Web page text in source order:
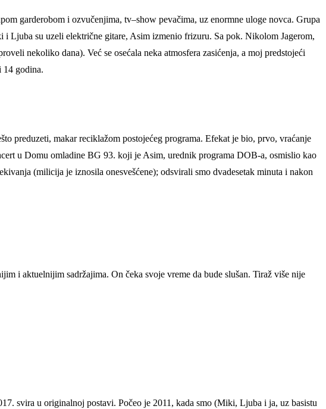
garderobom i ozvučenjima, tv–show pevačima, uz enormne uloge novca. Grupa
Ljuba su uzeli električne gitare, Asim izmenio frizuru. Sa pok. Nikolom Jagerom,
nekoliko dana). Već se osećala neka atmosfera zasićenja, a moj predstojeći
14 godina.
preduzeti, makar reciklažom postojećeg programa. Efekat je bio, prvo, vraćanje
u Domu omladine BG 93. koji je Asim, urednik programa DOB-a, osmislio kao
(milicija je iznosila onesvešćene); odsvirali smo dvadesetak minuta i nakon
i aktuelnijim sadržajima. On čeka svoje vreme da bude slušan. Tiraž više nije
svira u originalnoj postavi. Počeo je 2011, kada smo (Miki, Ljuba i ja, uz basistu